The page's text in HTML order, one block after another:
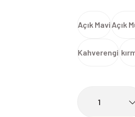
Açık Mavi Açık
Kahverengi